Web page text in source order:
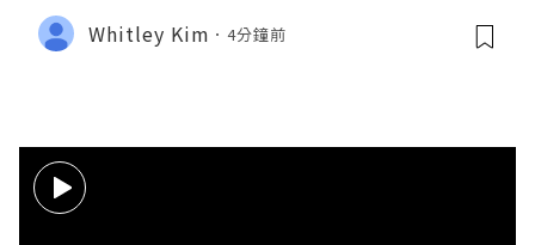
Whitley Kim 4分鐘前